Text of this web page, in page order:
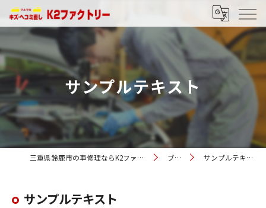
サンプルテキスト
三重県鈴鹿市の車修理ならK2ファクトリー ブログ サンプルテキスト
サンプルテキスト